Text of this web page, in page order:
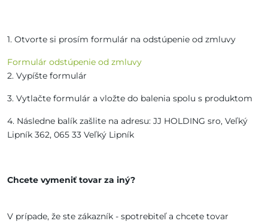
1. Otvorte si prosím formulár na odstúpenie od zmluvy
Formulár odstúpenie od zmluvy
2. Vypíšte formulár
3. Vytlačte formulár a vložte do balenia spolu s produktom
4. Následne balík zašlite na adresu: JJ HOLDING sro, Veľký
Lipník 362, 065 33 Veľký Lipník
Chcete vymeniť tovar za iný?
V prípade, že ste zákazník - spotrebiteľ a chcete tovar